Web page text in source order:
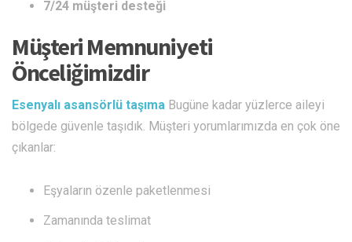
7/24 müşteri desteği
Müşteri Memnuniyeti
Önceliğimizdir
Esenyalı asansörlü taşıma Bugüne kadar yüzlerce aileyi
bölgede güvenle taşıdık. Müşteri yorumlarımızda en çok öne
çıkanlar:
Eşyaların özenle paketlenmesi
Zamanında teslimat